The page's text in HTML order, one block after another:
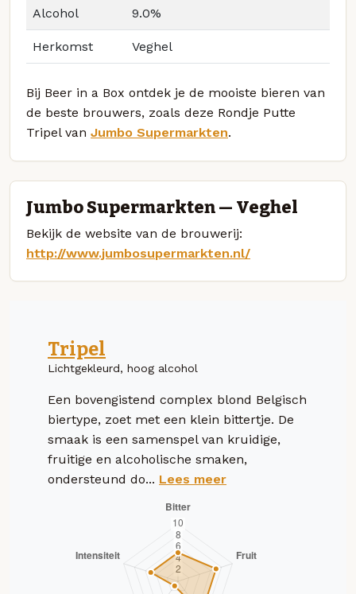
Alcohol 9.0%
Herkomst Veghel
Bij Beer in a Box ontdek je de mooiste bieren van
de beste brouwers, zoals deze Rondje Putte
Tripel van Jumbo Supermarkten.
Jumbo Supermarkten — Veghel
Bekijk de website van de brouwerij:
http://www.jumbosupermarkten.nl/
Tripel
Lichtgekleurd, hoog alcohol
Een bovengistend complex blond Belgisch
biertype, zoet met een klein bittertje. De
smaak is een samenspel van kruidige,
fruitige en alcoholische smaken,
ondersteund do... Lees meer